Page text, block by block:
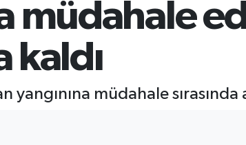
müdahale
kaldı
yangınına müdahale